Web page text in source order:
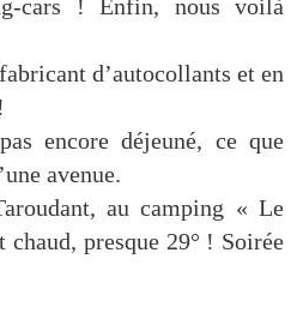
cars ! Enfin, nous voilà
d’autocollants et en
encore déjeuné, ce que
avenue.
au camping « Le
presque 29° ! Soirée